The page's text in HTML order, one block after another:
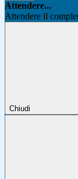
Attendere...
Attendere il
Chiudi